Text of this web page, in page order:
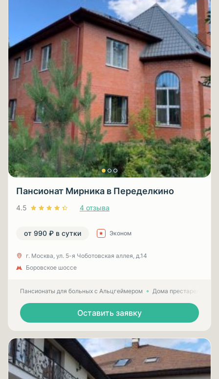
Пансионат Мирника в Переделкино
4.5 4 отзыва
от 990 ₽ в сутки Эконом
г. Москва, ул. 5-я Чоботовская аллея, д.14
Боровское шоссе
Пансионаты для больных с Альцгеймером Дома престарелых
Оставить заявку